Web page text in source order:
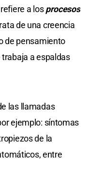
a losprocesos
de una creencia
de pensamiento
a espaldas
las llamadas
ejemplo: síntomas
de la
entre